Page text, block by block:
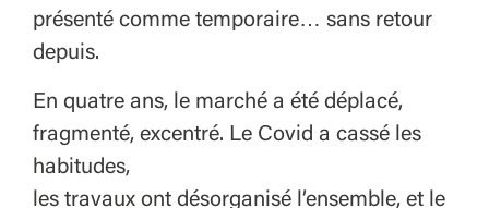
présenté comme temporaire… sans retour
depuis.
En quatre ans, le marché a été déplacé,
fragmenté, excentré. Le Covid a cassé les
habitudes,
les travaux ont désorganisé l’ensemble, et le